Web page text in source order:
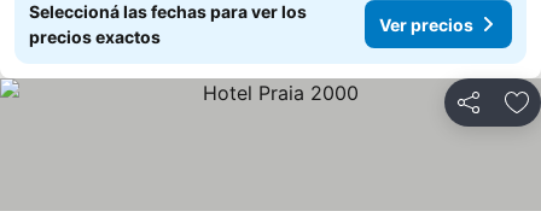
Seleccioná las fechas para ver los
precios exactos
Ver precios
Compartir